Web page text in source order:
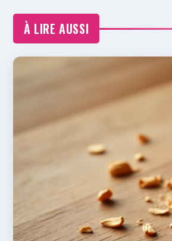
À LIRE AUSSI